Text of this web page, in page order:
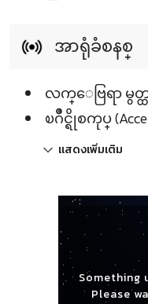
အာရုံခံစနစ္
လက္ေဗြရာ မွတ္ထ
ၿဂိဳင္ရိုစကုပ္
แสดงเพิ่มเติม
Something
Please